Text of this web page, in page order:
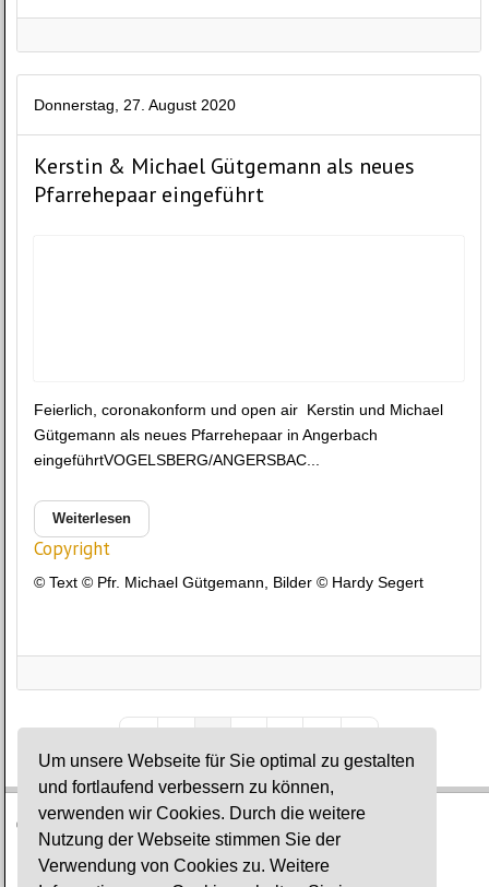
Um unsere Webseite für Sie optimal zu gestalten
und fortlaufend verbessern zu können,
verwenden wir Cookies. Durch die weitere
Nutzung der Webseite stimmen Sie der
Verwendung von Cookies zu. Weitere
Donnerstag, 27. August 2020
Kerstin & Michael Gütgemann als neues
Pfarrehepaar eingeführt
Feierlich, coronakonform und open air Kerstin und Michael
Gütgemann als neues Pfarrehepaar in Angerbach
eingeführtVOGELSBERG/ANGERSBAC...
Weiterlesen
Copyright
© Text © Pfr. Michael Gütgemann, Bilder © Hardy Segert
© Ev. Gesamtkirchengemeinde Lauterbach-Wartenberg
Impressum·Datenschutz